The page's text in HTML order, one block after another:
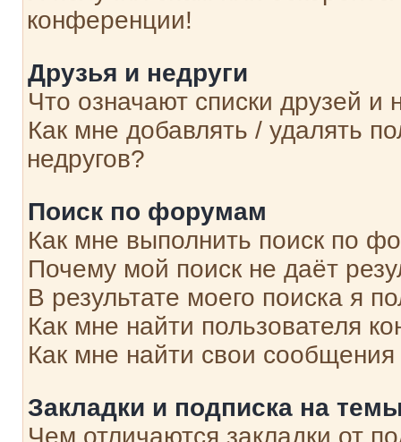
конференции!
Друзья и недруги
Что означают списки друзей и
Как мне добавлять / удалять
недругов?
Поиск по форумам
Как мне выполнить поиск по
Почему мой поиск не даёт
В результате моего поиска я
Как мне найти пользователя
Как мне найти свои
Закладки и подписка на
Чем отличаются закладки от